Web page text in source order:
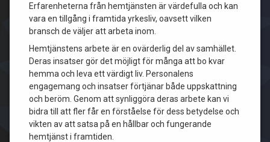
Erfarenheterna från hemtjänsten är värdefulla och kan
vara en tillgång i framtida yrkesliv, oavsett vilken
bransch de väljer att arbeta inom.
Hemtjänstens arbete är en ovärderlig del av samhället.
Deras insatser gör det möjligt för många att bo kvar
hemma och leva ett värdigt liv. Personalens
engagemang och insatser förtjänar både uppskattning
och beröm. Genom att synliggöra deras arbete kan vi
bidra till att fler får en förståelse för dess betydelse och
vikten av att satsa på en hållbar och fungerande
hemtjänst i framtiden.